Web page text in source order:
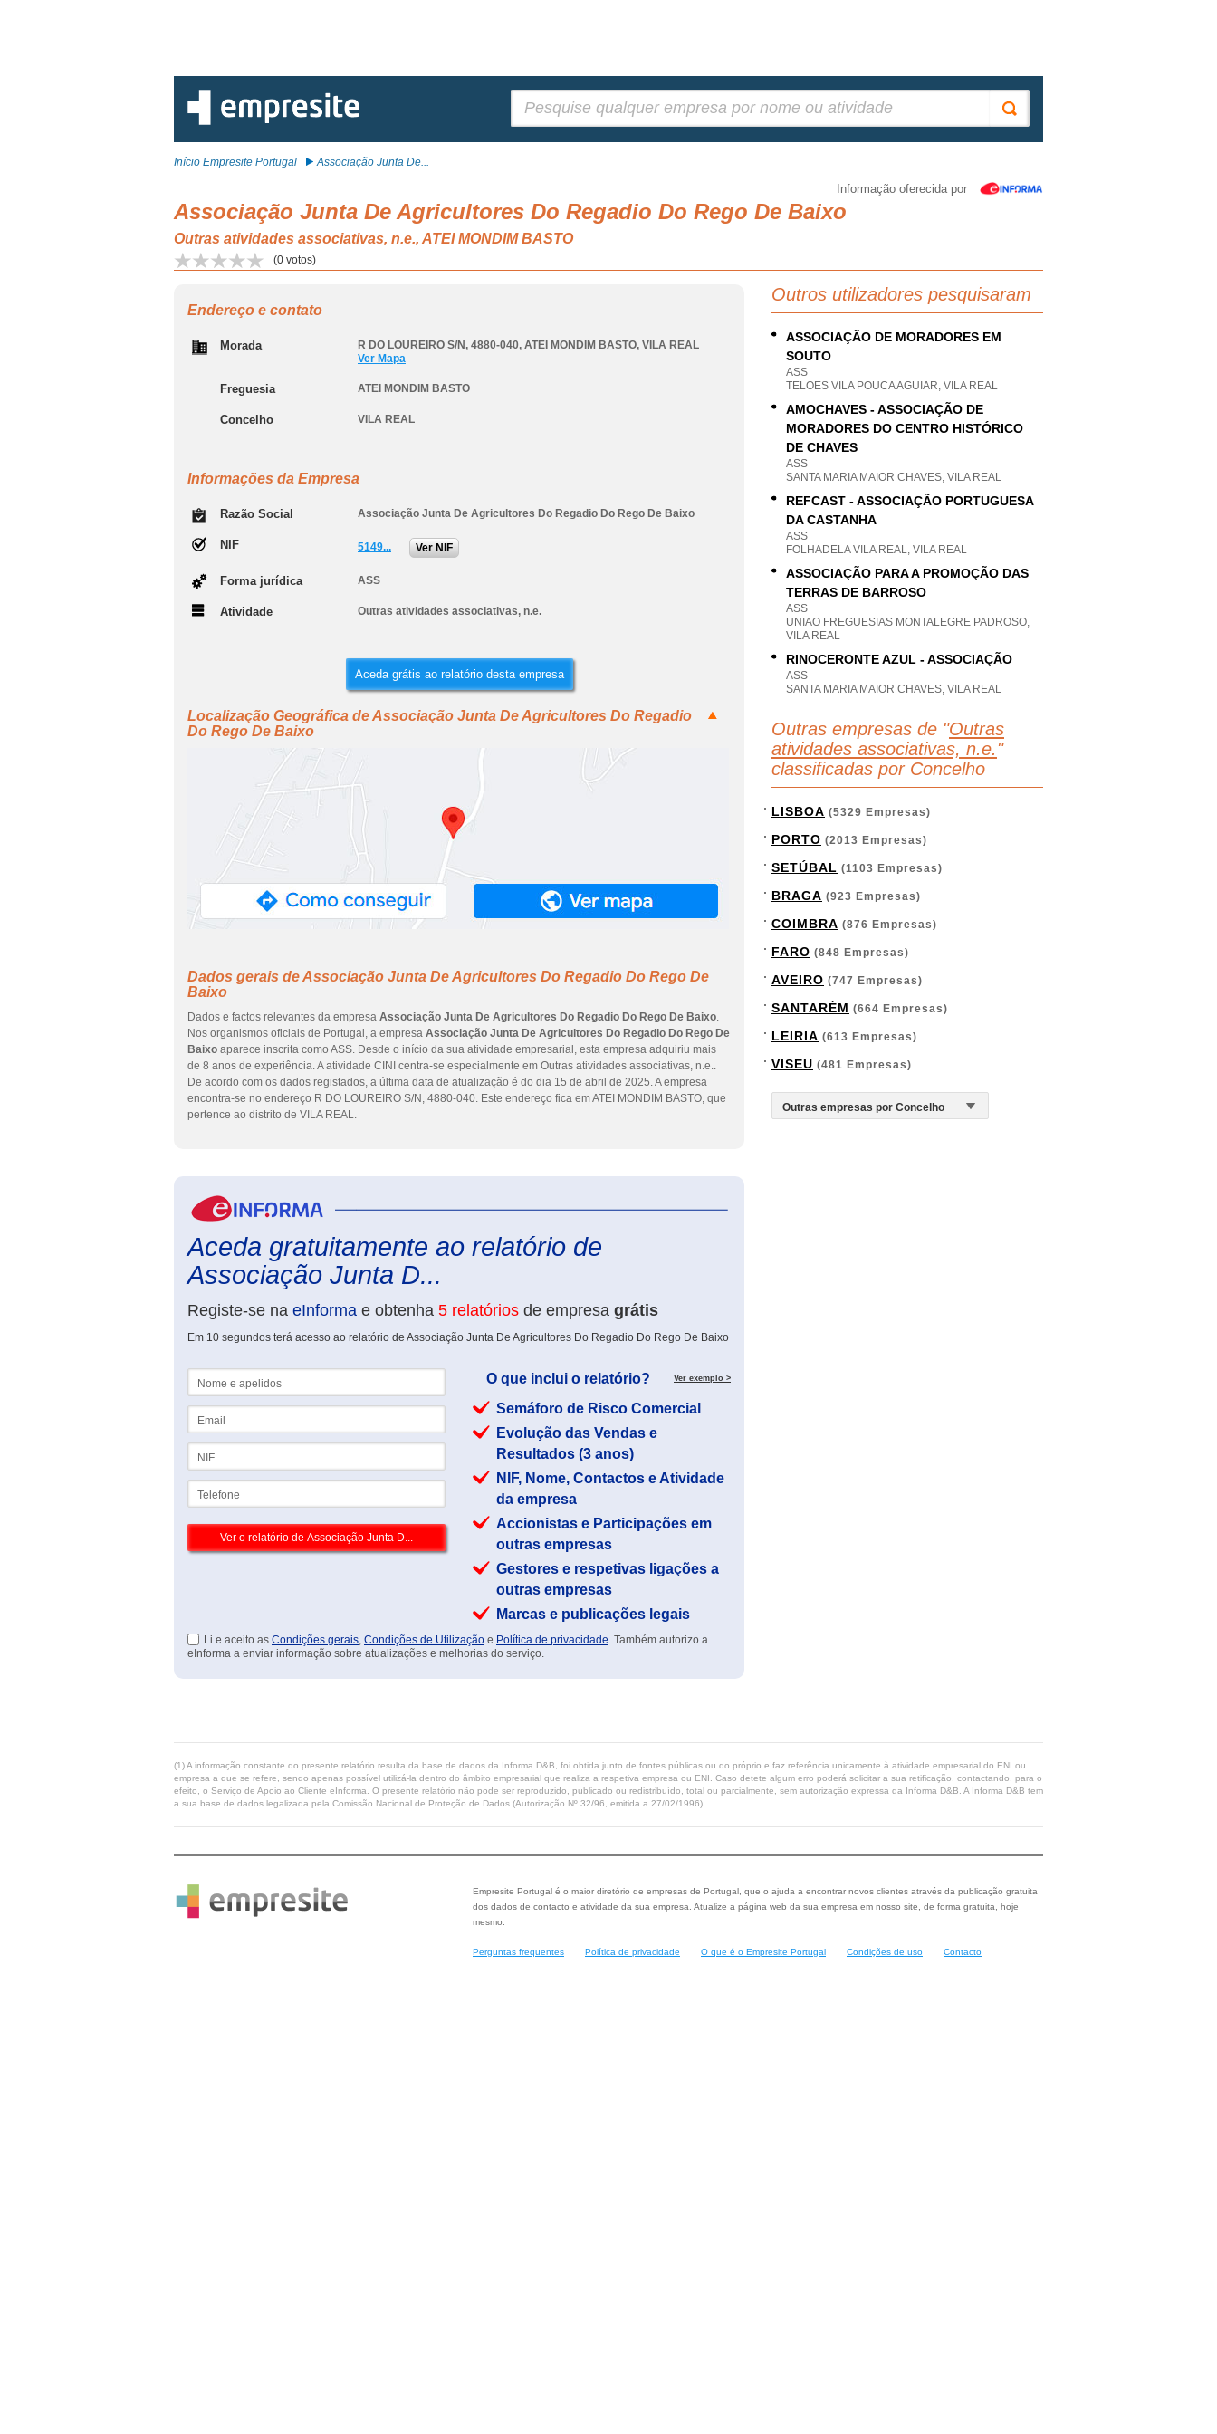
Início Empresite Portugal Associação Junta De...
Informação oferecida por
Associação Junta De Agricultores Do Regadio Do Rego De Baixo
Outras atividades associativas, n.e., ATEI MONDIM BASTO
(0 votos)
Endereço e contato
Morada R DO LOUREIRO S/N, 4880-040, ATEI MONDIM BASTO, VILA REAL
Ver Mapa
Freguesia ATEI MONDIM BASTO
Concelho VILA REAL
Informações da Empresa
Razão Social Associação Junta De Agricultores Do Regadio Do Rego De Baixo
NIF 5149... Ver NIF
Forma jurídica ASS
Atividade Outras atividades associativas, n.e.
Aceda grátis ao relatório desta empresa
Localização Geográfica de Associação Junta De Agricultores Do Regadio
Do Rego De Baixo
Dados gerais de Associação Junta De Agricultores Do Regadio Do Rego De
Baixo
Dados e factos relevantes da empresa Associação Junta De Agricultores Do Regadio Do Rego De Baixo.
Nos organismos oficiais de Portugal, a empresa Associação Junta De Agricultores Do Regadio Do Rego De
Baixo aparece inscrita como ASS. Desde o início da sua atividade empresarial, esta empresa adquiriu mais
de 8 anos de experiência. A atividade CINI centra-se especialmente em Outras atividades associativas, n.e..
De acordo com os dados registados, a última data de atualização é do dia 15 de abril de 2025. A empresa
encontra-se no endereço R DO LOUREIRO S/N, 4880-040. Este endereço fica em ATEI MONDIM BASTO, que
pertence ao distrito de VILA REAL.
Aceda gratuitamente ao relatório de
Associação Junta D...
Registe-se na eInforma e obtenha 5 relatórios de empresa grátis
Em 10 segundos terá acesso ao relatório de Associação Junta De Agricultores Do Regadio Do Rego De Baixo
O que inclui o relatório? Ver exemplo >
Semáforo de Risco Comercial
Evolução das Vendas e
Resultados (3 anos)
NIF, Nome, Contactos e Atividade
da empresa
Accionistas e Participações em
outras empresas
Gestores e respetivas ligações a
outras empresas
Marcas e publicações legais
Li e aceito as Condições gerais, Condições de Utilização e Política de privacidade. Também autorizo a
eInforma a enviar informação sobre atualizações e melhorias do serviço.
Outros utilizadores pesquisaram
ASSOCIAÇÃO DE MORADORES EM
SOUTO
ASS
TELOES VILA POUCA AGUIAR, VILA REAL
AMOCHAVES - ASSOCIAÇÃO DE
MORADORES DO CENTRO HISTÓRICO
DE CHAVES
ASS
SANTA MARIA MAIOR CHAVES, VILA REAL
REFCAST - ASSOCIAÇÃO PORTUGUESA
DA CASTANHA
ASS
FOLHADELA VILA REAL, VILA REAL
ASSOCIAÇÃO PARA A PROMOÇÃO DAS
TERRAS DE BARROSO
ASS
UNIAO FREGUESIAS MONTALEGRE PADROSO,
VILA REAL
RINOCERONTE AZUL - ASSOCIAÇÃO
ASS
SANTA MARIA MAIOR CHAVES, VILA REAL
Outras empresas de "Outras
atividades associativas, n.e. "
classificadas por Concelho
LISBOA (5329 Empresas)
PORTO (2013 Empresas)
SETÚBAL (1103 Empresas)
BRAGA (923 Empresas)
COIMBRA (876 Empresas)
FARO (848 Empresas)
AVEIRO (747 Empresas)
SANTARÉM (664 Empresas)
LEIRIA (613 Empresas)
VISEU (481 Empresas)
(1) A informação constante do presente relatório resulta da base de dados da Informa D&B, foi obtida junto de fontes públicas ou do próprio e faz referência unicamente à atividade empresarial do ENI ou
empresa a que se refere, sendo apenas possível utilizá-la dentro do âmbito empresarial que realiza a respetiva empresa ou ENI. Caso detete algum erro poderá solicitar a sua retificação, contactando, para o
efeito, o Serviço de Apoio ao Cliente eInforma. O presente relatório não pode ser reproduzido, publicado ou redistribuído, total ou parcialmente, sem autorização expressa da Informa D&B. A Informa D&B tem
a sua base de dados legalizada pela Comissão Nacional de Proteção de Dados (Autorização Nº 32/96, emitida a 27/02/1996).
Empresite Portugal é o maior diretório de empresas de Portugal, que o ajuda a encontrar novos clientes através da publicação gratuita
dos dados de contacto e atividade da sua empresa. Atualize a página web da sua empresa em nosso site, de forma gratuita, hoje
mesmo.
Perguntas frequentes Política de privacidade O que é o Empresite Portugal Condições de uso Contacto